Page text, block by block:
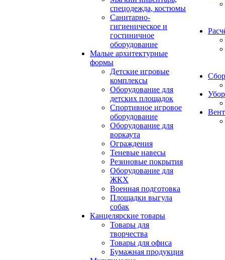
спецодежда, костюмы
Санитарно-
гигиеническое и
гостиничное
оборудование
Малые архитектурные
формы
Детские игровые
комплексы
Оборудование для
детских площадок
Спортивное игровое
оборудование
Оборудование для
воркаута
Ограждения
Теневые навесы
Резиновые покрытия
Оборудование для
ЖКХ
Военная подготовка
Площадки выгула
собак
Канцелярские товары
Товары для
творчества
Товары для офиса
Бумажная продукция